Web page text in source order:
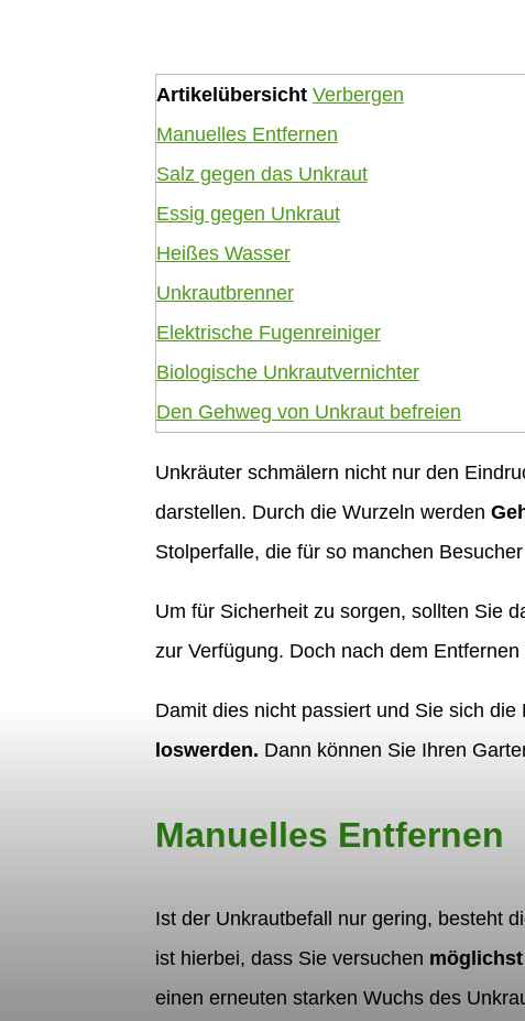
Artikelübersicht Verbergen
Manuelles Entfernen
Salz gegen das Unkraut
Essig gegen Unkraut
Heißes Wasser
Unkrautbrenner
Elektrische Fugenreiniger
Biologische Unkrautvernichter
Den Gehweg von Unkraut befreien
Unkräuter schmälern nicht nur den
darstellen. Durch die Wurzeln werden
Stolperfalle, die für so manchen
Um für Sicherheit zu sorgen, sollten Sie
zur Verfügung. Doch nach dem
Damit dies nicht passiert und Sie sich
loswerden. Dann können Sie Ihren
Manuelles Entfernen
Ist der Unkrautbefall nur gering, besteht
ist hierbei, dass Sie versuchen
einen erneuten starken Wuchs des